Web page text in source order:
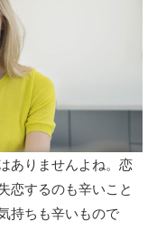
ありませんよね。恋
恋するのも辛いこと
持ちも辛いもので